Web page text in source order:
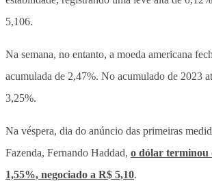
5,106.
Na semana, no entanto, a moeda americana
acumulada de 2,47%. No acumulado de 2023
3,25%.
Na véspera, dia do anúncio das primeiras
Fazenda, Fernando Haddad, o dólar terminou
1,55%, negociado a R$ 5,10.